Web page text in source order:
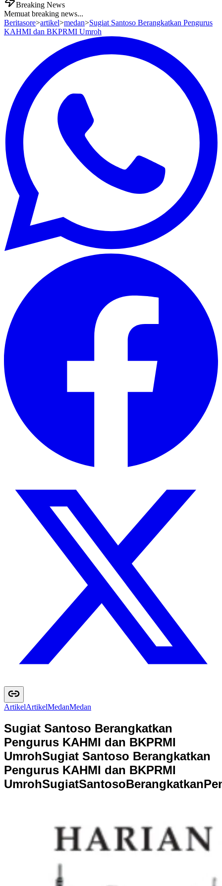
Breaking News
Memuat breaking news...
Beritasore>artikel>medan>Sugiat Santoso Berangkatkan Pengurus
KAHMI dan BKPRMI Umroh
ArtikelArtikelMedanMedan
Sugiat Santoso Berangkatkan
Pengurus KAHMI dan BKPRMI
UmrohSugiat Santoso Berangkatkan
Pengurus KAHMI dan BKPRMI
UmrohSugiatSantosoBerangkatkanPe